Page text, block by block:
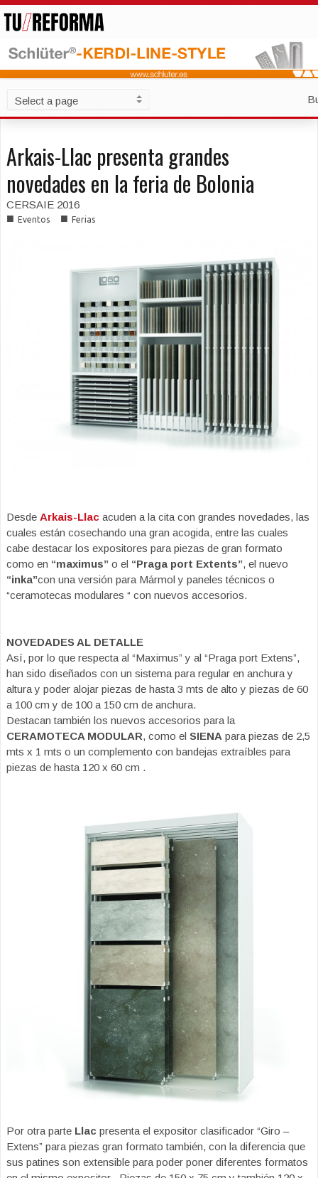
Arkais-Llac presenta grandes
novedades en la feria de Bolonia
CERSAIE 2016
■ Eventos ■ Ferias
Desde Arkais-Llac acuden a la cita con grandes novedades, las
cuales están cosechando una gran acogida, entre las cuales
cabe destacar los expositores para piezas de gran formato
como en “maximus” o el “Praga port Extents”, el nuevo
“inka”con una versión para Mármol y paneles técnicos o
“ceramotecas modulares “ con nuevos accesorios.
NOVEDADES AL DETALLE
Así, por lo que respecta al “Maximus” y al “Praga port Extens”,
han sido diseñados con un sistema para regular en anchura y
altura y poder alojar piezas de hasta 3 mts de alto y piezas de 60
a 100 cm y de 100 a 150 cm de anchura.
Destacan también los nuevos accesorios para la
CERAMOTECA MODULAR, como el SIENA para piezas de 2,5
mts x 1 mts o un complemento con bandejas extraíbles para
piezas de hasta 120 x 60 cm .
Por otra parte Llac presenta el expositor clasificador “Giro –
Extens” para piezas gran formato también, con la diferencia que
sus patines son extensible para poder poner diferentes formatos